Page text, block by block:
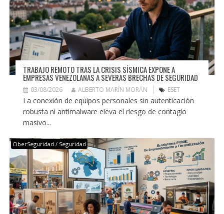
TRABAJO REMOTO TRAS LA CRISIS SÍSMICA EXPONE A
EMPRESAS VENEZOLANAS A SEVERAS BRECHAS DE SEGURIDAD
03/08/2026 ALBERTO MARÍN MORÁN ESET
La conexión de equipos personales sin autenticación
robusta ni antimalware eleva el riesgo de contagio
masivo...
CiberSeguridad / Seguridad